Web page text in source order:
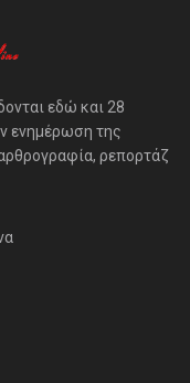
εδώ και 28
ενημέρωση της
ρεπορτάζ